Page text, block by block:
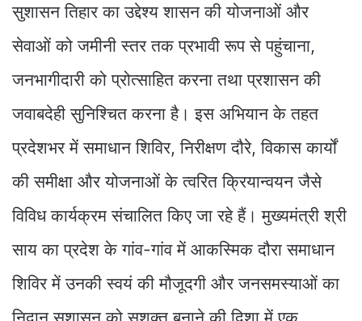
सुशासन तिहार का उद्देश्य शासन की योजनाओं और
सेवाओं को जमीनी स्तर तक प्रभावी रूप से पहुंचाना,
जनभागीदारी को प्रोत्साहित करना तथा प्रशासन की
जवाबदेही सुनिश्चित करना है। इस अभियान के तहत
प्रदेशभर में समाधान शिविर, निरीक्षण दौरे, विकास कार्यों
की समीक्षा और योजनाओं के त्वरित क्रियान्वयन जैसे
विविध कार्यक्रम संचालित किए जा रहे हैं। मुख्यमंत्री श्री
साय का प्रदेश के गांव-गांव में आकस्मिक दौरा समाधान
शिविर में उनकी स्वयं की मौजूदगी और जनसमस्याओं का